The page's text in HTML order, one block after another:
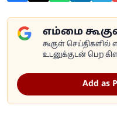
எம்மை
கூகுள் செய்திகளில்
உடனுக்குடன் பெற
Add as